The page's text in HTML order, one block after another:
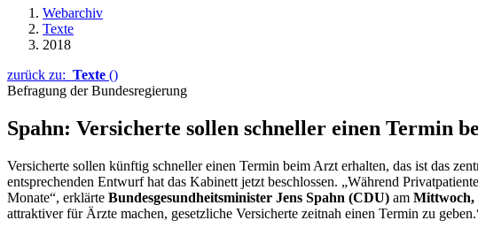
Webarchiv
Texte
2018
zurück zu: Texte ()
Befragung der Bundesregierung
Spahn: Versicherte sollen schneller einen Termin
Versicherte sollen künftig schneller einen Termin beim Arzt erhalten, das ist das
entsprechenden Entwurf hat das Kabinett jetzt beschlossen. „Während
Monate“, erklärte Bundesgesundheitsminister Jens Spahn (CDU) am Mittwoch,
attraktiver für Ärzte machen, gesetzliche Versicherte zeitnah einen Termin zu